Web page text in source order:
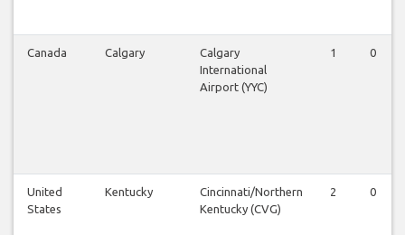
Canada Calgary
Calgary
International
Airport (YYC)
1 0
United
States
Kentucky
Cincinnati/Northern
Kentucky (CVG)
2 0